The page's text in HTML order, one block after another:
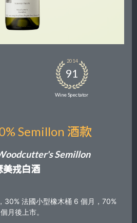
2014
91
Wine Spectator
Semillon 酒款
Semillon
美戎白酒
30% 法國小型橡木桶 6 個月，70%
月後上市。